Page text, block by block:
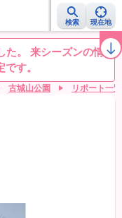
検索 現在地
お花見動画 目的別
た。 来シーズンの情報
す。
古城山公園 リポート一覧